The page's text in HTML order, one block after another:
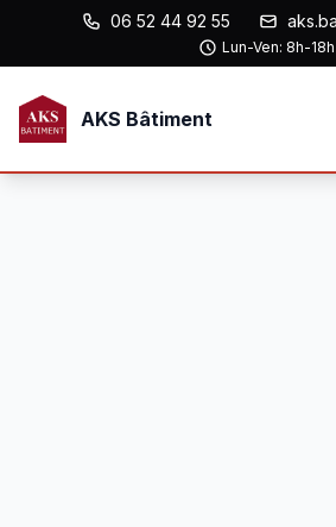
06 52 44 92 55
Lun-Ven: 8h-18h
AKS Bâtiment